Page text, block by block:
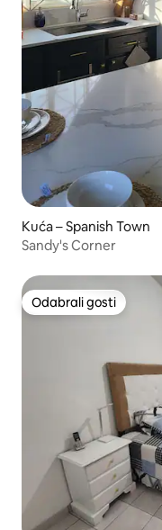
Kuća – Spanish Town
Sandy's Corner
Odabrali gosti
Odabrali gosti